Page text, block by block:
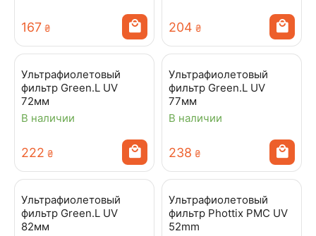
‍167‍ ₴ ‍204‍ ₴
Ультрафиолетовый
фильтр Green.L UV
72мм
В наличии
‍222‍ ₴
Ультрафиолетовый
фильтр Green.L UV
77мм
В наличии
‍238‍ ₴
Ультрафиолетовый
фильтр Green.L UV
82мм
Ультрафиолетовый
фильтр Phottix PMC UV
52mm